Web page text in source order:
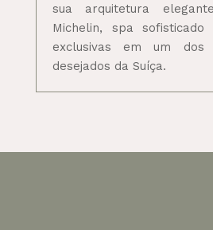
sua arquitetura
Michelin, spa sofisticado
exclusivas em um dos
desejados da Suíça.